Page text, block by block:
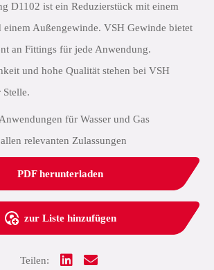
D1102 ist ein Reduzierstück mit einem
einem Außengewinde. VSH Gewinde bietet
an Fittings für jede Anwendung.
und hohe Qualität stehen bei VSH
Stelle.
für Wasser und Gas
relevanten Zulassungen
PDF herunterladen
zur Liste hinzufügen
Teilen: